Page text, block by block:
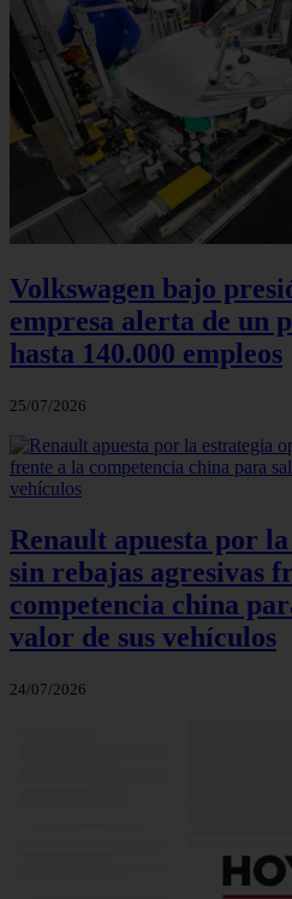
Volkswagen bajo
empresa alerta de un
hasta 140.000 empleos
25/07/2026
Renault apuesta por
sin rebajas agresivas
competencia china
valor de sus vehículos
24/07/2026